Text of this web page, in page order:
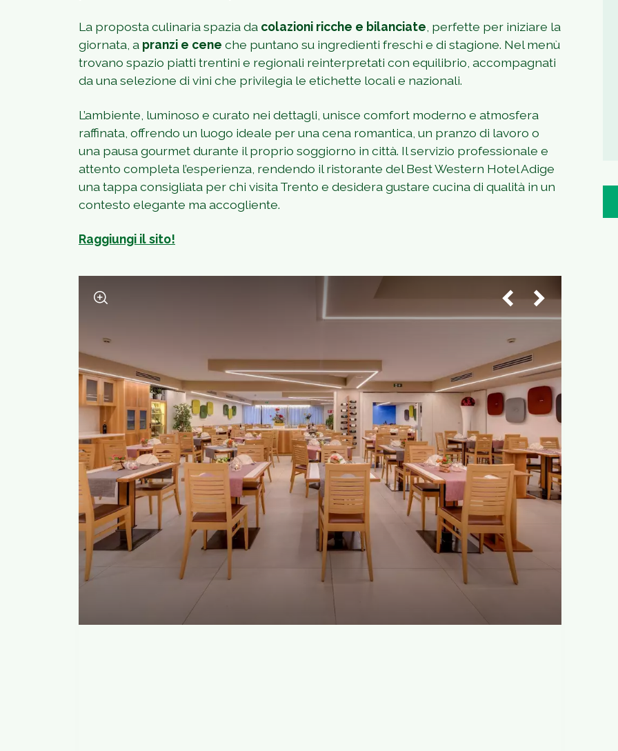
La proposta culinaria spazia da colazioni ricche e bilanciate , perfette per iniziare la
giornata, a pranzi e cene che puntano su ingredienti freschi e di stagione. Nel menù
trovano spazio piatti trentini e regionali reinterpretati con equilibrio, accompagnati
da una selezione di vini che privilegia le etichette locali e nazionali.
L’ambiente, luminoso e curato nei dettagli, unisce comfort moderno e atmosfera
raffinata, offrendo un luogo ideale per una cena romantica, un pranzo di lavoro o
una pausa gourmet durante il proprio soggiorno in città. Il servizio professionale e
attento completa l’esperienza, rendendo il ristorante del Best Western Hotel Adige
una tappa consigliata per chi visita Trento e desidera gustare cucina di qualità in un
contesto elegante ma accogliente.
Raggiungi il sito!